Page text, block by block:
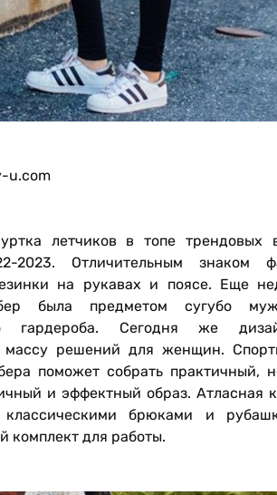
u.com
летчиков в топе трендовых
2023. Отличительным знаком
на рукавах и поясе. Еще
была предметом сугубо
гардероба. Сегодня же
массу решений для женщин.
поможет собрать практичный,
и эффектный образ. Атласная
брюками и
комплект для работы.